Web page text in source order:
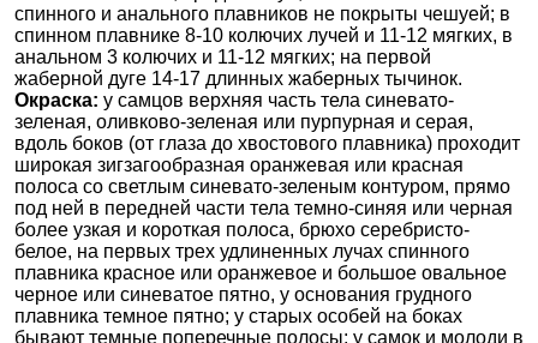
спинного и анального плавников не покрыты чешуей; в
спинном плавнике 8-10 колючих лучей и 11-12 мягких, в
анальном 3 колючих и 11-12 мягких; на первой
жаберной дуге 14-17 длинных жаберных тычинок.
Окраска: у самцов верхняя часть тела синевато-
зеленая, оливково-зеленая или пурпурная и серая,
вдоль боков (от глаза до хвостового плавника) проходит
широкая зигзагообразная оранжевая или красная
полоса со светлым синевато-зеленым контуром, прямо
под ней в передней части тела темно-синяя или черная
более узкая и короткая полоса, брюхо серебристо-
белое, на первых трех удлиненных лучах спинного
плавника красное или оранжевое и большое овальное
черное или синеватое пятно, у основания грудного
плавника темное пятно; у старых особей на боках
бывают темные поперечные полосы; у самок и молоди в